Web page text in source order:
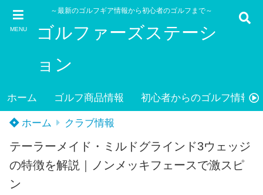
MENU
～最新のゴルフギア情報から初心者のゴルフまで～
ゴルファーズステーシ
ョン
ホーム ゴルフ商品情報 初心者からのゴルフ情報
ホーム クラブ情報
テーラーメイド・ミルドグラインド3ウェッジ
の特徴を解説｜ノンメッキフェースで激スピ
ン